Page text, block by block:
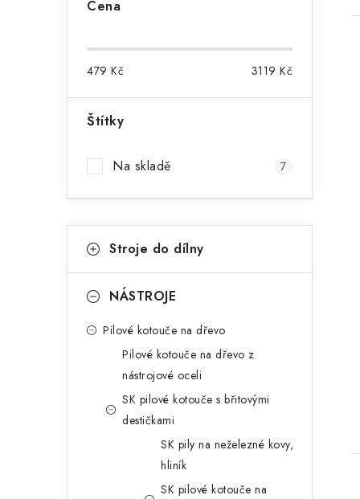
t
n
p
Cena
479 Kč 3119 Kč
Štítky
Na skladě 7
kategorie
a
Stroje do dílny
NÁSTROJE
Pilové kotouče na dřevo
Pilové kotouče na dřevo z
nástrojové oceli
SK pilové kotouče s břitovými
destičkami
SK pily na neželezné kovy,
hliník
SK pilové kotouče na